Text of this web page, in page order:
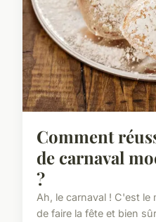
Comment
de carnaval
?
Ah, le carnaval ! C'est le
de faire la fête et bien